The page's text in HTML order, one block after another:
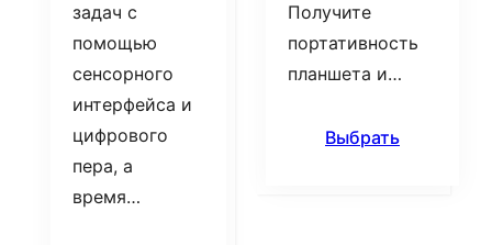
задач с
помощью
сенсорного
интерфейса и
цифрового
пера, а
время…
Получите
портативность
планшета и…
Выбрать